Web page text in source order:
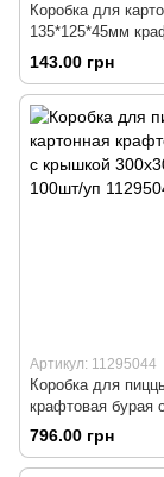
Коробка для
135*125*45мм
(M), 125г ( 50 шт/
143.00 грн
Артикул: 11295044
Коробка для
крафтовая бурая
300х300х35 мм
796.00 грн